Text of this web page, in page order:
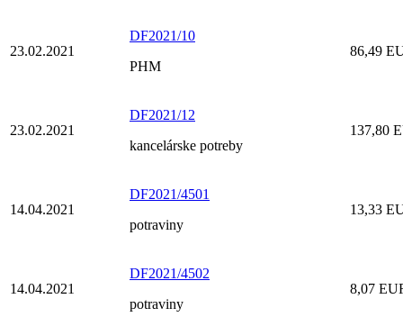
23.02.2021
DF2021/10
PHM
86,49
23.02.2021
DF2021/12
kancelárske potreby
137,80
14.04.2021
DF2021/4501
potraviny
13,33
14.04.2021
DF2021/4502
potraviny
8,07